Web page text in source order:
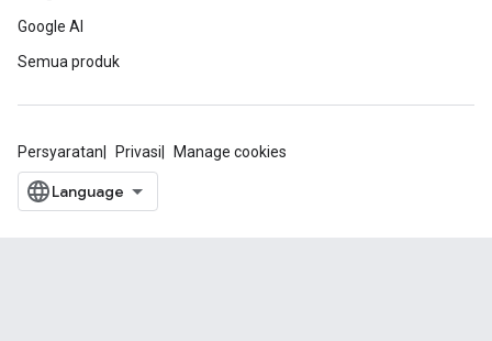
Google AI
Semua produk
Persyaratan Privasi Manage cookies